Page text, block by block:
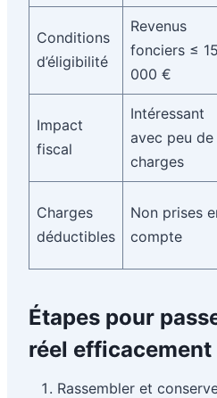
Conditions
d’éligibilité
Revenus
fonciers ≤ 15
000 €
Impact
fiscal
Intéressant
avec peu de
charges
Charges
déductibles
Non prises
compte
Étapes pour
réel efficacement
Rassembler et